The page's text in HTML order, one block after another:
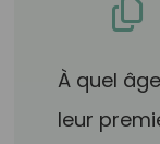
À quel
leur